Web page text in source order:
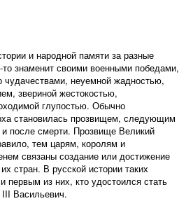
и народной памяти за разные
то знаменит своими военными победами,
чудачествами, неуемной жадностью,
звериной жестокостью,
глупостью. Обычно
становилась прозвищем, следующим
после смерти. Прозвище Великий
тем царям, королям и
связаны создание или достижение
стран. В русской истории таких
первым из них, кто удостоился стать
Васильевич.